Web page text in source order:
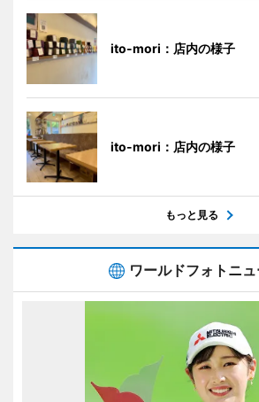
ito-mori：店内の様子
ito-mori：店内の様子
もっと見る
ワールドフォトニ